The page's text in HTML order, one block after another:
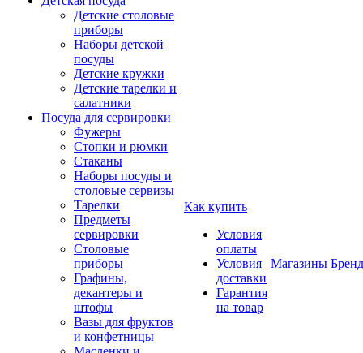
Детские столовые
приборы
Наборы детской
посуды
Детские кружки
Детские тарелки и
салатники
Посуда для сервировки
Фужеры
Стопки и рюмки
Стаканы
Наборы посуды и
столовые сервизы
Тарелки
Предметы
сервировки
Столовые
приборы
Графины,
декантеры и
штофы
Вазы для фруктов
и конфетницы
Как купить
Условия
оплаты
Условия
доставки
Гарантия
на товар
Магазины